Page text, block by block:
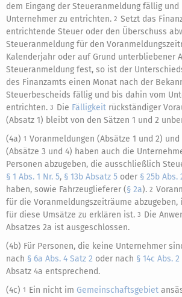
dem Eingang der Steueranmeldung fällig
Unternehmer zu entrichten. 2 Setzt das
entrichtende Steuer oder den Überschuss
Steueranmeldung für den
Kalenderjahr oder auf Grund unterbliebener
Steueranmeldung fest, so ist der
des Finanzamts einen Monat nach der
Steuerbescheids fällig und bis dahin vom
entrichten. 3 Die Fälligkeit rückständiger
(Absatz 1) bleibt von den Sätzen 1 und 2
(4a) 1 Voranmeldungen (Absätze 1 und 2)
(Absätze 3 und 4) haben auch die
Personen abzugeben, die ausschließlich
§ 1 Abs. 1 Nr. 5, § 13b Absatz 5 oder § 25b Abs.
haben, sowie Fahrzeuglieferer (§ 2a). 2
für die Voranmeldungszeiträume
für diese Umsätze zu erklären ist. 3 Die
Absatzes 2a ist ausgeschlossen.
(4b) Für Personen, die keine Unternehmer
nach § 6a Abs. 4 Satz 2 oder nach § 14c Abs. 2
Absatz 4a entsprechend.
(4c) 1 Ein nicht im Gemeinschaftsgebiet